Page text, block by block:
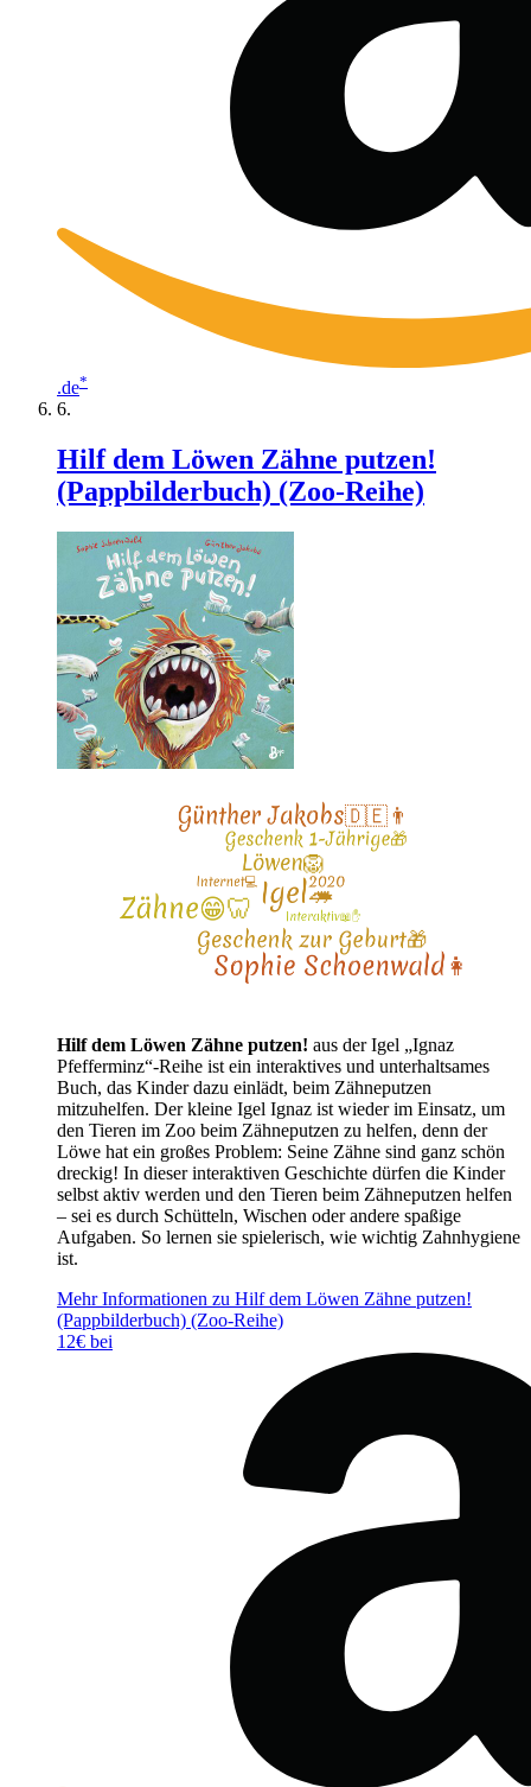
.de*
Hilf dem Löwen Zähne putzen!
(Pappbilderbuch) (Zoo-Reihe)
Hilf dem Löwen Zähne putzen! aus der Igel „Ignaz
Pfefferminz“-Reihe ist ein interaktives und unterhaltsames
Buch, das Kinder dazu einlädt, beim Zähneputzen
mitzuhelfen. Der kleine Igel Ignaz ist wieder im Einsatz, um
den Tieren im Zoo beim Zähneputzen zu helfen, denn der
Löwe hat ein großes Problem: Seine Zähne sind ganz schön
dreckig! In dieser interaktiven Geschichte dürfen die Kinder
selbst aktiv werden und den Tieren beim Zähneputzen helfen
– sei es durch Schütteln, Wischen oder andere spaßige
Aufgaben. So lernen sie spielerisch, wie wichtig Zahnhygiene
ist.
Mehr Informationen zu Hilf dem Löwen Zähne putzen!
(Pappbilderbuch) (Zoo-Reihe)
12€ bei